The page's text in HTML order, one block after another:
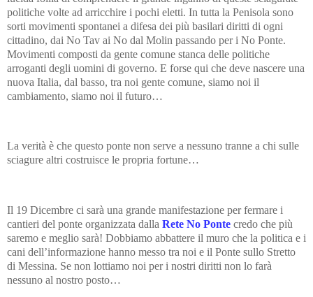
politiche volte ad arricchire i pochi eletti. In tutta la Penisola sono
sorti movimenti spontanei a difesa dei più basilari diritti di ogni
cittadino, dai No Tav ai No dal Molin passando per i No Ponte.
Movimenti composti da gente comune stanca delle politiche
arroganti degli uomini di governo. E forse qui che deve nascere una
nuova Italia, dal basso, tra noi gente comune, siamo noi il
cambiamento, siamo noi il futuro…
La verità è che questo ponte non serve a nessuno tranne a chi sulle
sciagure altri costruisce le propria fortune…
Il 19 Dicembre ci sarà una grande manifestazione per fermare i
cantieri del ponte organizzata dalla Rete No Ponte credo che più
saremo e meglio sarà! Dobbiamo abbattere il muro che la politica e i
cani dell’informazione hanno messo tra noi e il Ponte sullo Stretto
di Messina. Se non lottiamo noi per i nostri diritti non lo farà
nessuno al nostro posto…